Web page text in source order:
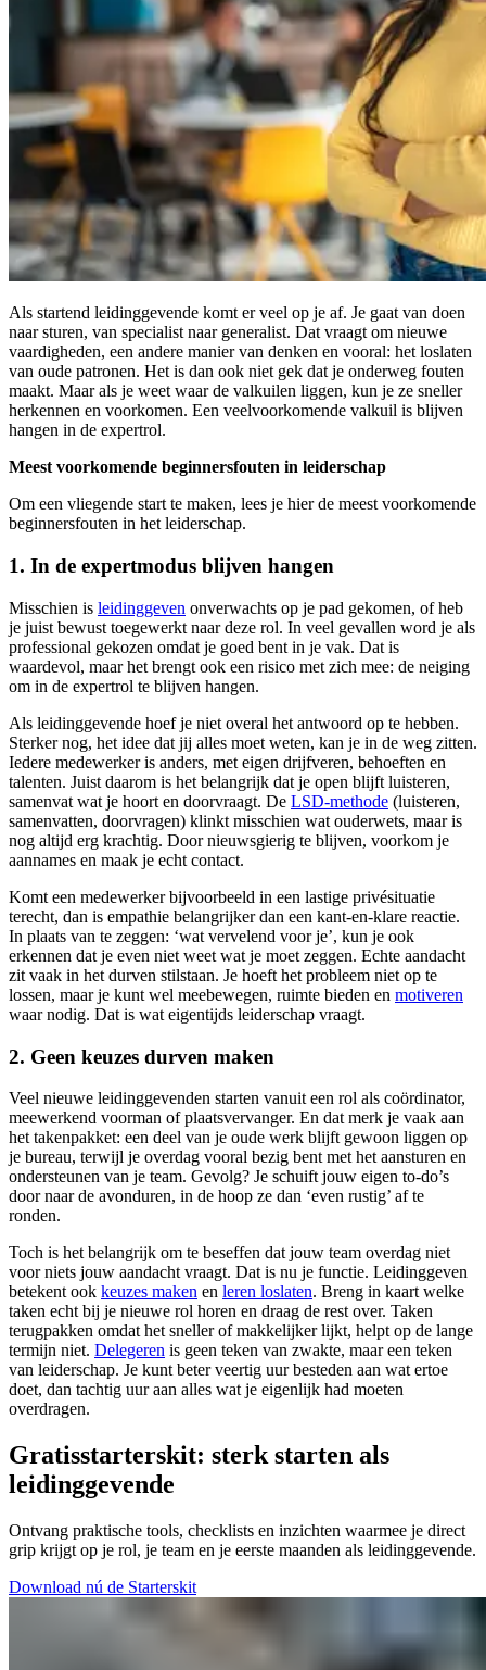
Als startend leidinggevende komt er veel op je af. Je gaat van doen
naar sturen, van specialist naar generalist. Dat vraagt om nieuwe
vaardigheden, een andere manier van denken en vooral: het loslaten
van oude patronen. Het is dan ook niet gek dat je onderweg fouten
maakt. Maar als je weet waar de valkuilen liggen, kun je ze sneller
herkennen en voorkomen. Een veelvoorkomende valkuil is blijven
hangen in de expertrol.
Meest voorkomende beginnersfouten in leiderschap
Om een vliegende start te maken, lees je hier de meest voorkomende
beginnersfouten in het leiderschap.
1. In de expertmodus blijven hangen
Misschien is leidinggeven onverwachts op je pad gekomen, of heb
je juist bewust toegewerkt naar deze rol. In veel gevallen word je als
professional gekozen omdat je goed bent in je vak. Dat is
waardevol, maar het brengt ook een risico met zich mee: de neiging
om in de expertrol te blijven hangen.
Als leidinggevende hoef je niet overal het antwoord op te hebben.
Sterker nog, het idee dat jij alles moet weten, kan je in de weg zitten.
Iedere medewerker is anders, met eigen drijfveren, behoeften en
talenten. Juist daarom is het belangrijk dat je open blijft luisteren,
samenvat wat je hoort en doorvraagt. De LSD-methode (luisteren,
samenvatten, doorvragen) klinkt misschien wat ouderwets, maar is
nog altijd erg krachtig. Door nieuwsgierig te blijven, voorkom je
aannames en maak je echt contact.
Komt een medewerker bijvoorbeeld in een lastige privésituatie
terecht, dan is empathie belangrijker dan een kant-en-klare reactie.
In plaats van te zeggen: ‘wat vervelend voor je’, kun je ook
erkennen dat je even niet weet wat je moet zeggen. Echte aandacht
zit vaak in het durven stilstaan. Je hoeft het probleem niet op te
lossen, maar je kunt wel meebewegen, ruimte bieden en motiveren
waar nodig. Dat is wat eigentijds leiderschap vraagt.
2. Geen keuzes durven maken
Veel nieuwe leidinggevenden starten vanuit een rol als coördinator,
meewerkend voorman of plaatsvervanger. En dat merk je vaak aan
het takenpakket: een deel van je oude werk blijft gewoon liggen op
je bureau, terwijl je overdag vooral bezig bent met het aansturen en
ondersteunen van je team. Gevolg? Je schuift jouw eigen to-do’s
door naar de avonduren, in de hoop ze dan ‘even rustig’ af te
ronden.
Toch is het belangrijk om te beseffen dat jouw team overdag niet
voor niets jouw aandacht vraagt. Dat is nu je functie. Leidinggeven
betekent ook keuzes maken en leren loslaten. Breng in kaart welke
taken echt bij je nieuwe rol horen en draag de rest over. Taken
terugpakken omdat het sneller of makkelijker lijkt, helpt op de lange
termijn niet. Delegeren is geen teken van zwakte, maar een teken
van leiderschap. Je kunt beter veertig uur besteden aan wat ertoe
doet, dan tachtig uur aan alles wat je eigenlijk had moeten
overdragen.
Gratisstarterskit: sterk starten als
leidinggevende
Ontvang praktische tools, checklists en inzichten waarmee je direct
grip krijgt op je rol, je team en je eerste maanden als leidinggevende.
Download nú de Starterskit